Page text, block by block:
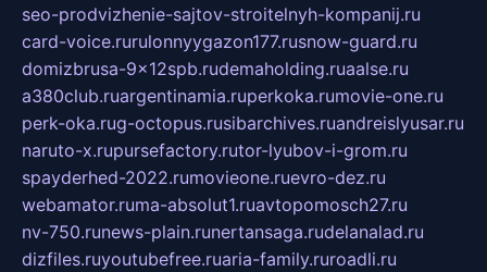
seo-prodvizhenie-sajtov-stroitelnyh-kompanij.ru
card-voice.rurulonnyygazon177.rusnow-guard.ru
domizbrusa-9x12spb.rudemaholding.ruaalse.ru
a380club.ruargentinamia.ruperkoka.rumovie-one.ru
perk-oka.rug-octopus.rusibarchives.ruandreislyusar.ru
naruto-x.rupursefactory.rutor-lyubov-i-grom.ru
spayderhed-2022.rumovieone.ruevro-dez.ru
webamator.ruma-absolut1.ruavtopomosch27.ru
nv-750.runews-plain.runertansaga.rudelanalad.ru
dizfiles.ruyoutubefree.ruaria-family.ruroadli.ru